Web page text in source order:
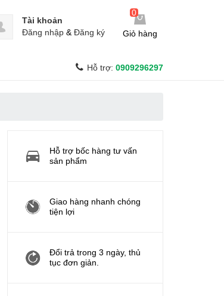
0
Giỏ hàng
Tài khoản
Đăng nhập & Đăng ký
Hỗ trợ: 0909296297
Hỗ trợ bốc hàng tư vấn
sản phẩm
Giao hàng nhanh chóng
tiện lợi
Đổi trả trong 3 ngày, thủ
tục đơn giản.